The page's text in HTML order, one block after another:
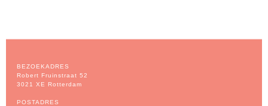
BEZOEKADRES
Robert Fruinstraat 52
3021 XE Rotterdam
POSTADRES